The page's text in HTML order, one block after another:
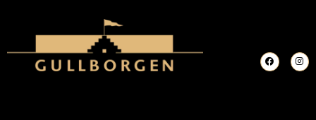
F
a
c
I
n
s